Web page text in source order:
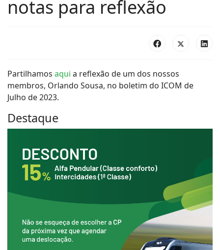
notas para reflexão
Partilhamos aqui a reflexão de um dos nossos
membros, Orlando Sousa, no boletim do ICOM de
Julho de 2023.
Destaque